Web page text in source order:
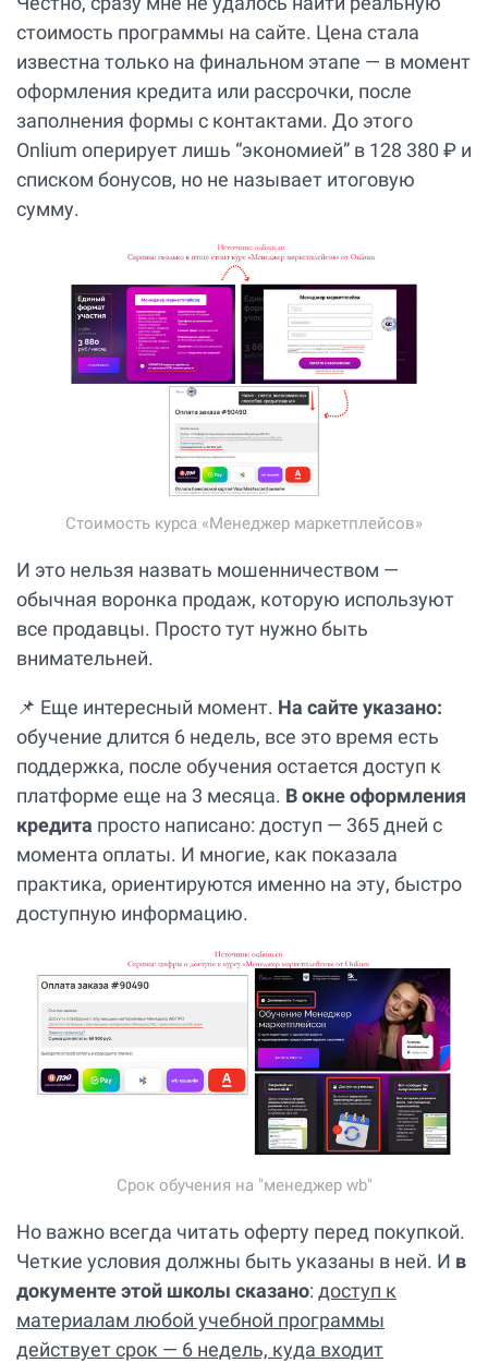
стоимость программы на сайте. Цена стала
известна только на финальном этапе — в момент
оформления кредита или рассрочки, после
заполнения формы с контактами. До этого
Onlium оперирует лишь “экономией” в 128 380 ₽ и
списком бонусов, но не называет итоговую
сумму.
Стоимость курса «Менеджер маркетплейсов»
И это нельзя назвать мошенничеством —
обычная воронка продаж, которую используют
все продавцы. Просто тут нужно быть
внимательней.
📌 Еще интересный момент. На сайте указано:
обучение длится 6 недель, все это время есть
поддержка, после обучения остается доступ к
платформе еще на 3 месяца. В окне оформления
кредита просто написано: доступ — 365 дней с
момента оплаты. И многие, как показала
практика, ориентируются именно на эту, быстро
доступную информацию.
Срок обучения на "менеджер wb"
Но важно всегда читать оферту перед покупкой.
Четкие условия должны быть указаны в ней. И в
документе этой школы сказано: доступ к
материалам любой учебной программы
действует срок — 6 недель, куда входит